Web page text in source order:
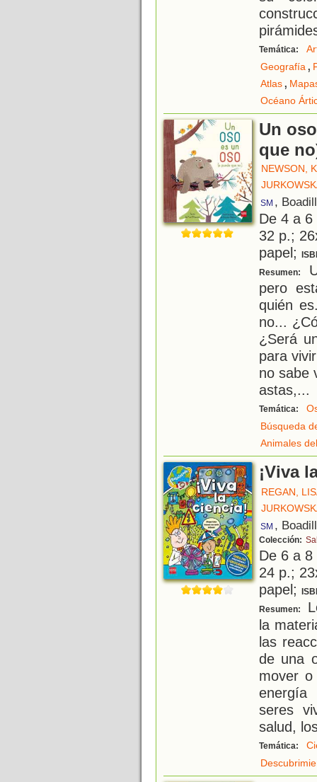
Temática:
Geografía,
Atlas,
Océano
Un
que
NEWSON,
SM ,
De 4 a
32 p.;
papel;
Resumen:
pero
quién
no...
¿Será
para
no sabe
astas,...
Temática:
Búsqueda
Animales
¡Viva
REGAN,
SM ,
Colección:
De 6 a
24 p.;
papel;
Resumen:
la
las
de una
mover
seres
salud,
Temática: